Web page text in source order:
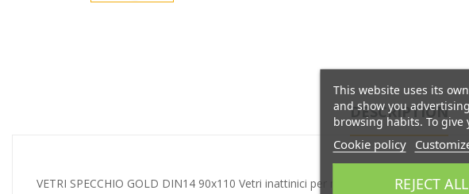
DESCRIPTION
VETRI SPECCHIO GOLD DIN14 90x110 Vetri inattinici per maschere di saldatura
This website uses its
and show you
browsing habits. To
Cookie policy
REJECT ALL